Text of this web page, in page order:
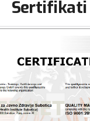
Sertifikati